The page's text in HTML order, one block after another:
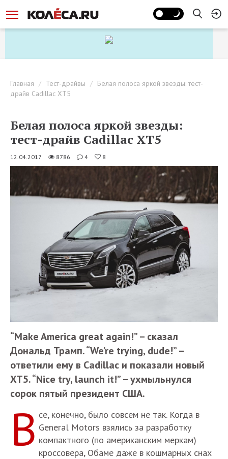
Главная Тест-драйвы
Белая полоса яркой звезды: тест-
драйв Cadillac XT5
Белая полоса яркой звезды:
тест-драйв Cadillac XT5
12.04.2017 8786 4 8
“Make America great again!” – сказал
Дональд Трамп. “We’re trying, dude!” –
ответили ему в Cadillac и показали новый
XT5. “Nice try, launch it!” – ухмыльнулся
сорок пятый президент США.
В се, конечно, было совсем не так. Когда в
General Motors взялись за разработку
компактного (по американским меркам)
кроссовера, Обаме даже в кошмарных снах